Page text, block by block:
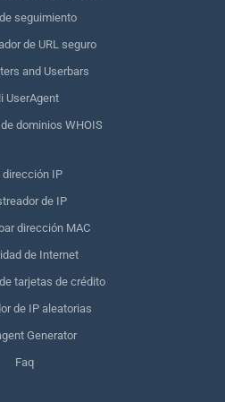
seguimiento
de URL seguro
and Userbars
UserAgent
dominios WHOIS
dirección IP
de IP
dirección MAC
de Internet
tarjetas de crédito
de IP aleatorias
Generator
Faq